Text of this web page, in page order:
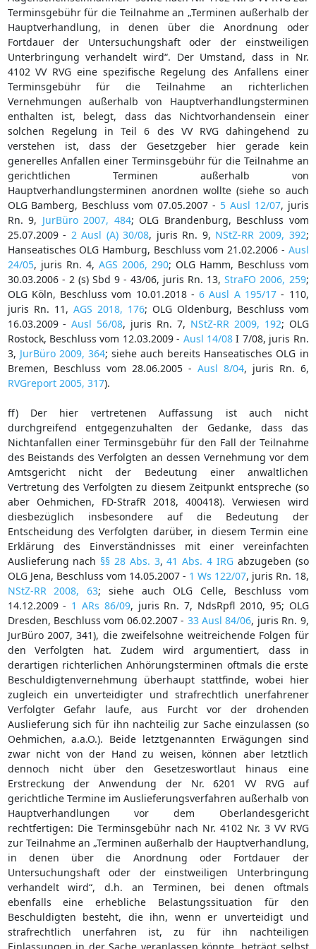
Terminsgebühr für die Teilnahme an „Terminen außerhalb der
Hauptverhandlung, in denen über die Anordnung oder
Fortdauer der Untersuchungshaft oder der einstweiligen
Unterbringung verhandelt wird“. Der Umstand, dass in Nr.
4102 VV RVG eine spezifische Regelung des Anfallens einer
Terminsgebühr für die Teilnahme an richterlichen
Vernehmungen außerhalb von Hauptverhandlungsterminen
enthalten ist, belegt, dass das Nichtvorhandensein einer
solchen Regelung in Teil 6 des VV RVG dahingehend zu
verstehen ist, dass der Gesetzgeber hier gerade kein
generelles Anfallen einer Terminsgebühr für die Teilnahme an
gerichtlichen Terminen außerhalb von
Hauptverhandlungsterminen anordnen wollte (siehe so auch
OLG Bamberg, Beschluss vom 07.05.2007 - 5 Ausl 12/07, juris
Rn. 9, JurBüro 2007, 484; OLG Brandenburg, Beschluss vom
25.07.2009 - 2 Ausl (A) 30/08, juris Rn. 9, NStZ-RR 2009, 392;
Hanseatisches OLG Hamburg, Beschluss vom 21.02.2006 - Ausl
24/05, juris Rn. 4, AGS 2006, 290; OLG Hamm, Beschluss vom
30.03.2006 - 2 (s) Sbd 9 - 43/06, juris Rn. 13,StraFO 2006, 259;
OLG Köln, Beschluss vom 10.01.2018 -6 Ausl A 195/17- 110,
juris Rn. 11, AGS 2018, 176; OLG Oldenburg, Beschluss vom
16.03.2009 -Ausl 56/08, juris Rn. 7, NStZ-RR 2009, 192; OLG
Rostock, Beschluss vom 12.03.2009 - Ausl 14/08I 7/08, juris Rn.
3, JurBüro 2009, 364; siehe auch bereits Hanseatisches OLG in
Bremen, Beschluss vom 28.06.2005 - Ausl 8/04, juris Rn. 6,
RVGreport 2005, 317).
ff) Der hier vertretenen Auffassung ist auch nicht
durchgreifend entgegenzuhalten der Gedanke, dass das
Nichtanfallen einer Terminsgebühr für den Fall der Teilnahme
des Beistands des Verfolgten an dessen Vernehmung vor dem
Amtsgericht nicht der Bedeutung einer anwaltlichen
Vertretung des Verfolgten zu diesem Zeitpunkt entspreche (so
aber Oehmichen, FD-StrafR 2018, 400418). Verwiesen wird
diesbezüglich insbesondere auf die Bedeutung der
Entscheidung des Verfolgten darüber, in diesem Termin eine
Erklärung des Einverständnisses mit einer vereinfachten
Auslieferung nach §§ 28 Abs. 3,41 Abs. 4 IRGabzugeben (so
OLG Jena, Beschluss vom 14.05.2007 - 1 Ws 122/07, juris Rn. 18,
NStZ-RR 2008, 63; siehe auch OLG Celle, Beschluss vom
14.12.2009 - 1 ARs 86/09, juris Rn. 7, NdsRpfl 2010, 95; OLG
Dresden, Beschluss vom 06.02.2007 - 33 Ausl 84/06, juris Rn. 9,
JurBüro 2007, 341), die zweifelsohne weitreichende Folgen für
den Verfolgten hat. Zudem wird argumentiert, dass in
derartigen richterlichen Anhörungsterminen oftmals die erste
Beschuldigtenvernehmung überhaupt stattfinde, wobei hier
zugleich ein unverteidigter und strafrechtlich unerfahrener
Verfolgter Gefahr laufe, aus Furcht vor der drohenden
Auslieferung sich für ihn nachteilig zur Sache einzulassen (so
Oehmichen, a.a.O.). Beide letztgenannten Erwägungen sind
zwar nicht von der Hand zu weisen, können aber letztlich
dennoch nicht über den Gesetzeswortlaut hinaus eine
Erstreckung der Anwendung der Nr. 6201 VV RVG auf
gerichtliche Termine im Auslieferungsverfahren außerhalb von
Hauptverhandlungen vor dem Oberlandesgericht
rechtfertigen: Die Terminsgebühr nach Nr. 4102 Nr. 3 VV RVG
zur Teilnahme an „Terminen außerhalb der Hauptverhandlung,
in denen über die Anordnung oder Fortdauer der
Untersuchungshaft oder der einstweiligen Unterbringung
verhandelt wird“, d.h. an Terminen, bei denen oftmals
ebenfalls eine erhebliche Belastungssituation für den
Beschuldigten besteht, die ihn, wenn er unverteidigt und
strafrechtlich unerfahren ist, zu für ihn nachteiligen
Einlassungen in der Sache veranlassen könnte, beträgt selbst